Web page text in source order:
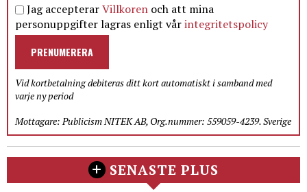
Jag accepterarVillkoren och att mina
personuppgifter lagras enligt vårintegritetspolicy
PRENUMERERA
Vid kortbetalning debiteras ditt kort automatiskt i samband med
varje ny period
Mottagare: Publicism NITEK AB, Org.nummer: 559059-4239. Sverige
SENASTE PLUS